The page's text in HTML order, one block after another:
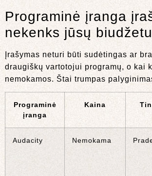
Programinė įranga
nekenks jūsų
Įrašymas neturi būti sudėtingas ar
draugiškų vartotojui programų, o kai
nemokamos. Štai trumpas
Programinė
įranga
Kaina
Audacity Nemokama